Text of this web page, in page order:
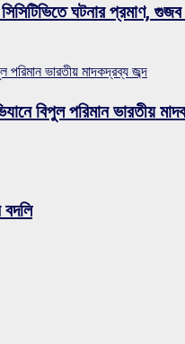
ঘটনার প্রমাণ,
পরিমান ভারতীয় মাদকদ্রব্য জব্দ
বিপুল পরিমান ভারতীয়